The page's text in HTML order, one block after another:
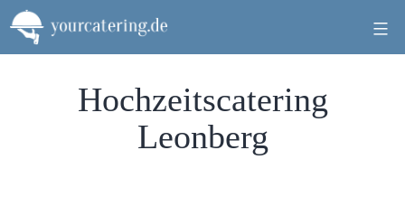
Zum
Inhalt
springen
Hochzeitscatering
Leonberg